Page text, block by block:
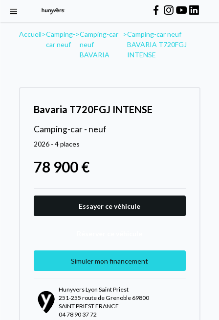
Accueil>Camping-
car neuf
>Camping-car
neuf
BAVARIA
>Camping-car neuf
BAVARIA T720FGJ
INTENSE
Bavaria T720FGJ INTENSE
Camping-car - neuf
2026 - 4 places
78 900 €
Essayer ce véhicule
Simuler mon financement
Hunyvers Lyon Saint Priest
251-255 route de Grenoble 69800
SAINT PRIEST FRANCE
04 78 90 37 72